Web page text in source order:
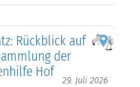
Rückblick auf
der
Hof
29. Juli 2026